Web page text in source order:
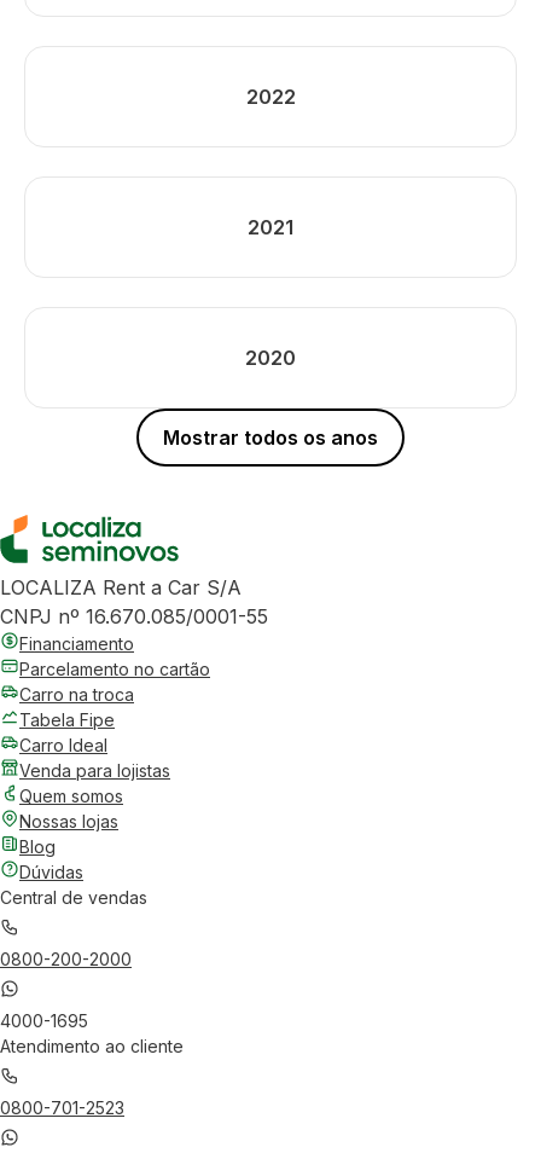
2022
2021
2020
Mostrar todos os anos
LOCALIZA Rent a Car S/A
CNPJ nº 16.670.085/0001-55
Financiamento
Parcelamento no cartão
Carro na troca
Tabela Fipe
Carro Ideal
Venda para lojistas
Quem somos
Nossas lojas
Blog
Dúvidas
Central de vendas
0800-200-2000
4000-1695
Atendimento ao cliente
0800-701-2523